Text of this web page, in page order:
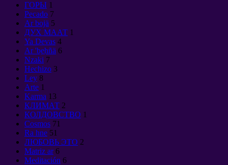
ГОРЫ 1
Pecado 7
Ar bojä 5
ДУХ МААТ 1
Ya Devas 4
Ar 'be̲hñä 6
Nzaki 7
Hechizo 3
Ley 8
Arte 1
Karma 13
КЛИМАТ 2
КОЛДОВСТВО 1
Cosmos 71
Ra hne 51
ЛЮБОВЬ ЭТО 2
Matriz ar 6
Meditación 6